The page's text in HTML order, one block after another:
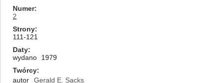
Numer
2
Strony
111-121
Daty
wydano
1979
Twórcy
autor
Gerald E. Sacks